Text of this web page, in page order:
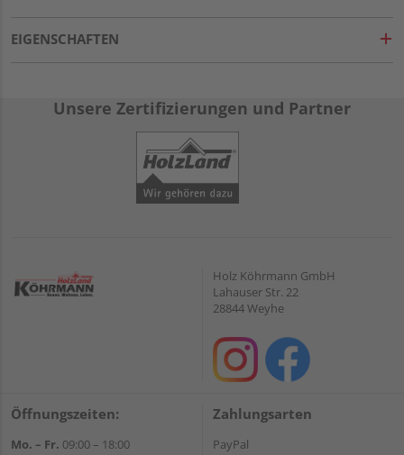
EIGENSCHAFTEN
Unsere Zertifizierungen und Partner
Holz Köhrmann GmbH
Lahauser Str. 22
28844 Weyhe
Öffnungszeiten:
Mo. – Fr. 09:00 – 18:00
Zahlungsarten
PayPal